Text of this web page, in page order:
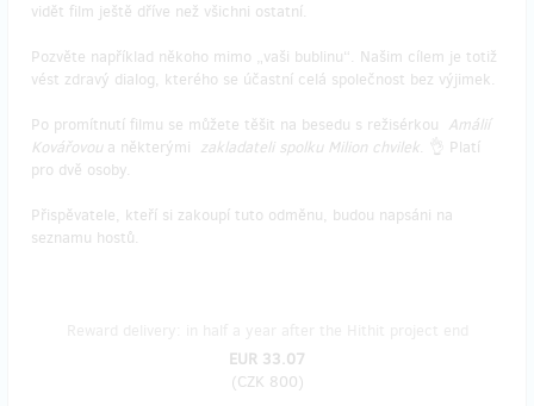
vidět film ještě dříve než všichni ostatní.
Pozvěte například někoho mimo „vaši bublinu“. Našim cílem je totiž
vést zdravý dialog, kterého se účastní celá společnost bez výjimek.
Po promítnutí filmu se můžete těšit na besedu s režisérkou Amálií
Kovářovou a některými zakladateli spolku Milion chvilek. 👌 Platí
pro dvě osoby.
Přispěvatele, kteří si zakoupí tuto odměnu, budou napsáni na
seznamu hostů.
EUR 33.07
(CZK 800)